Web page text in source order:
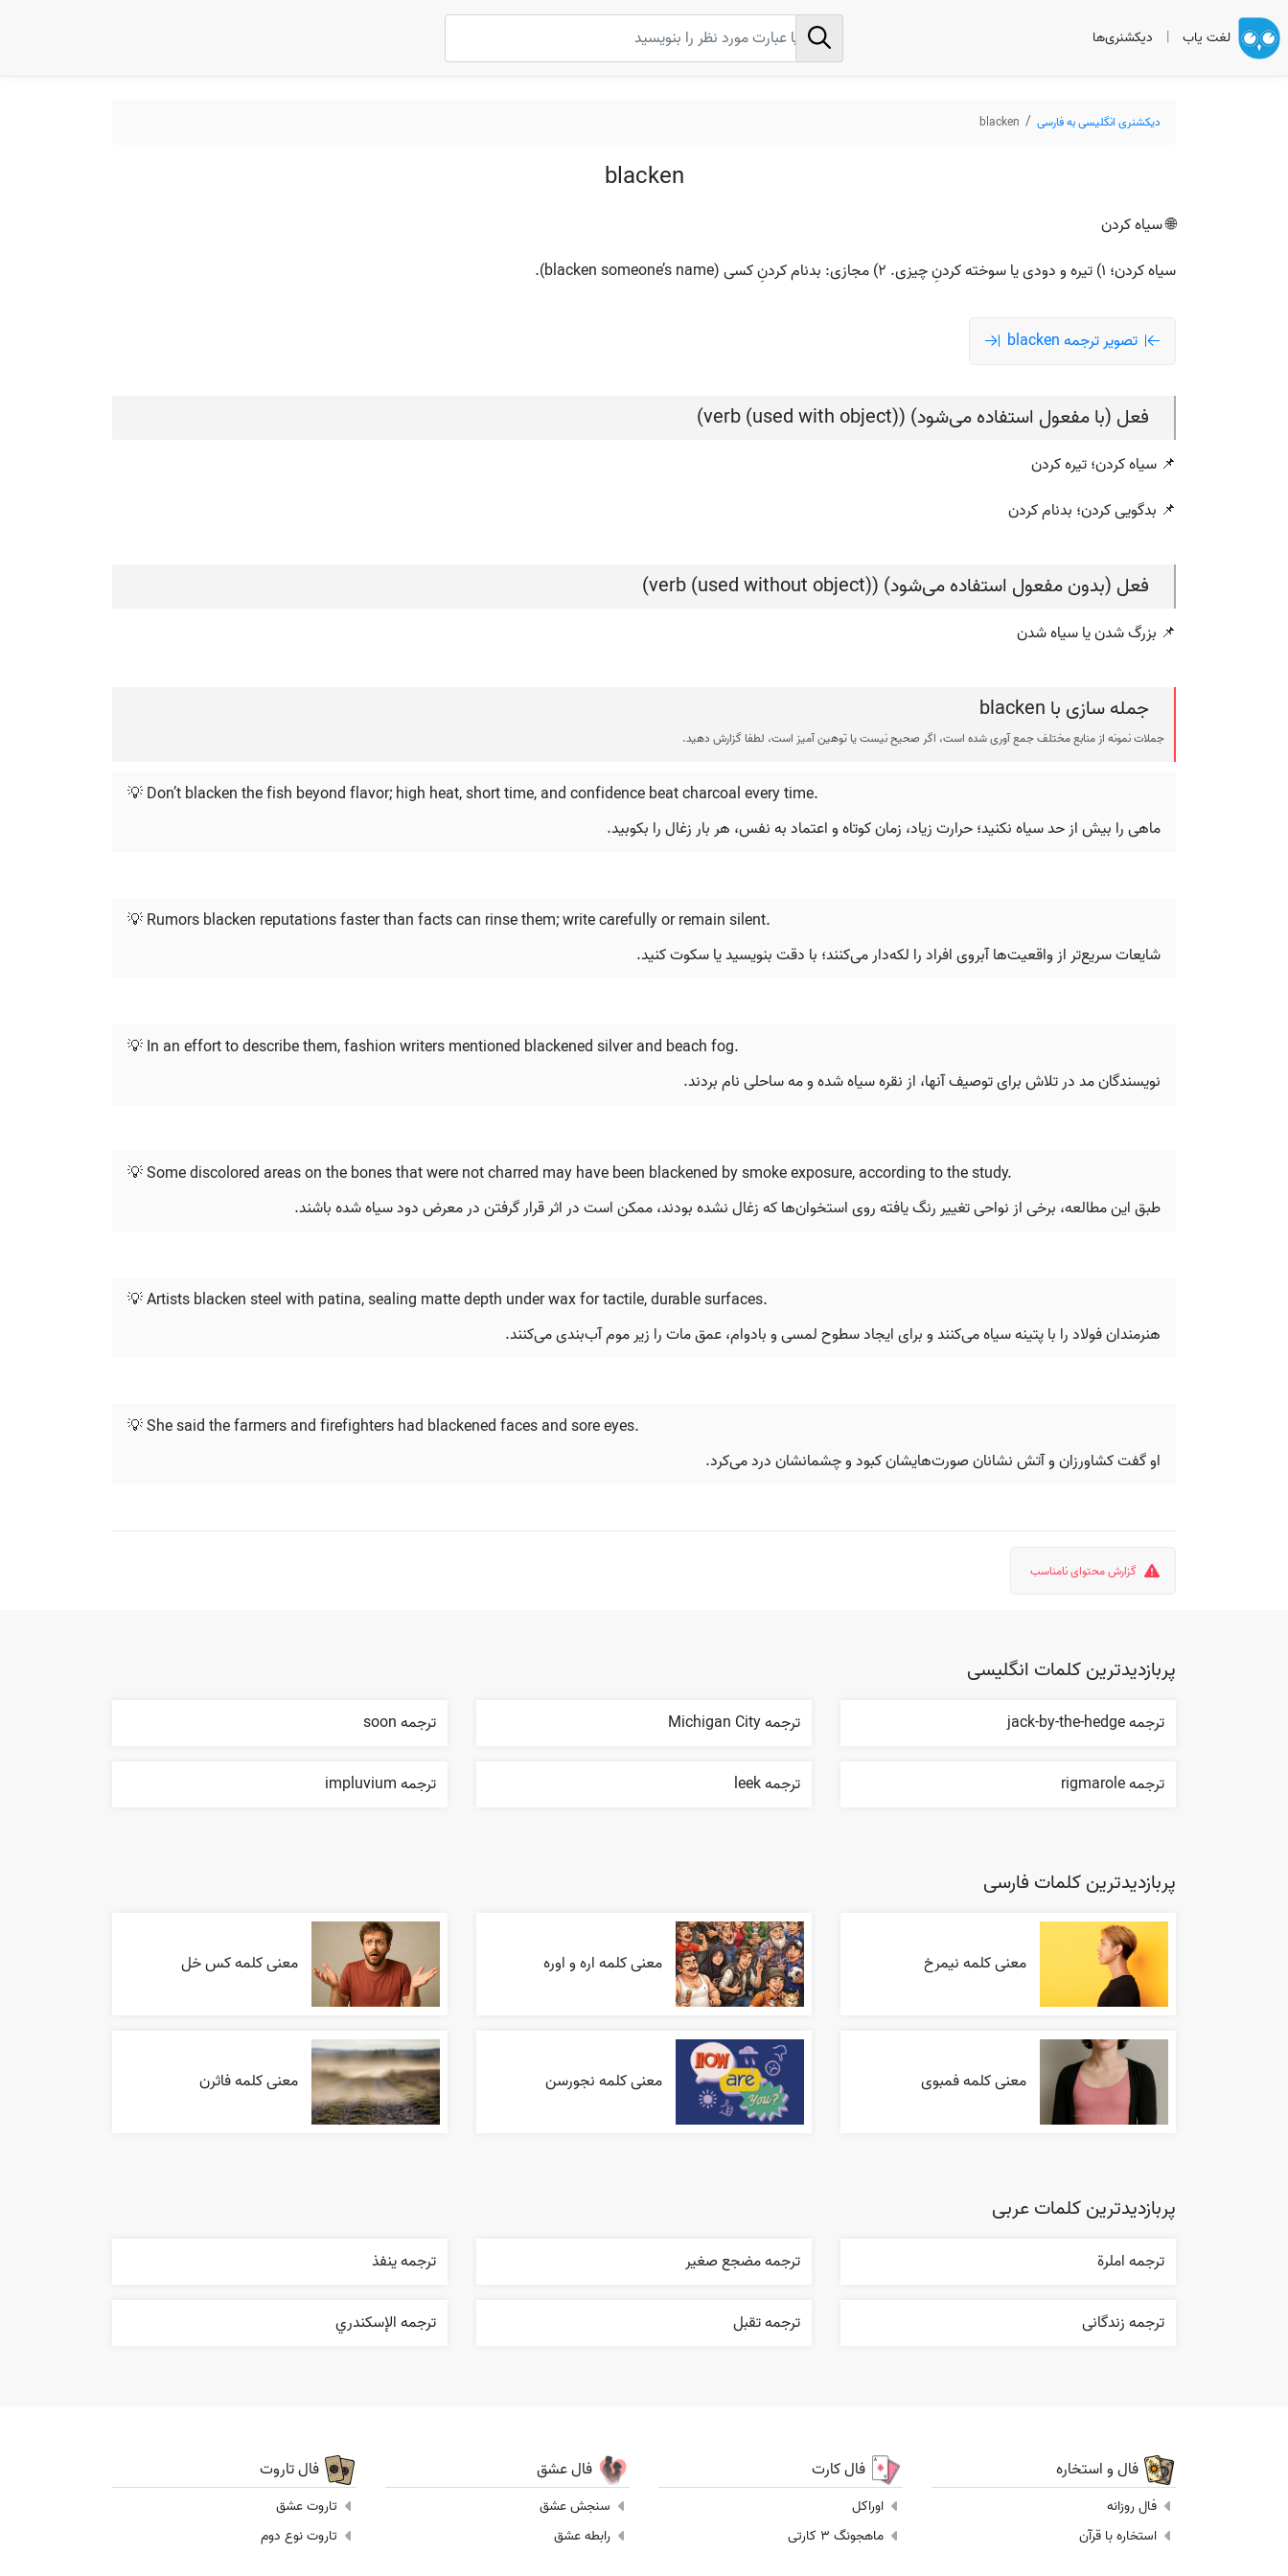
لغت یاب | دیکشنری‌ها
دیکشنری انگلیسی به فارسی blacken
blacken
🌐 سیاه کردن
سیاه کردن؛ ۱) تیره و دودی یا سوخته کردنِ چیزی. ۲) مجازی: بدنام کردنِ کسی (blacken someone’s name).
تصویر ترجمه blacken
فعل (با مفعول استفاده می‌شود) (verb (used with object))
📌 سیاه کردن؛ تیره کردن
📌 بدگویی کردن؛ بدنام کردن
فعل (بدون مفعول استفاده می‌شود) (verb (used without object))
📌 بزرگ شدن یا سیاه شدن
جمله سازی با blacken
جملات نمونه از منابع مختلف جمع آوری شده است، اگر صحیح نیست یا توهین آمیز است، لطفا گزارش دهید.
💡 Don’t blacken the fish beyond flavor; high heat, short time, and confidence beat charcoal every time.
ماهی را بیش از حد سیاه نکنید؛ حرارت زیاد، زمان کوتاه و اعتماد به نفس، هر بار زغال را بکوبید.
💡 Rumors blacken reputations faster than facts can rinse them; write carefully or remain silent.
شایعات سریع‌تر از واقعیت‌ها آبروی افراد را لکه‌دار می‌کنند؛ با دقت بنویسید یا سکوت کنید.
💡 In an effort to describe them, fashion writers mentioned blackened silver and beach fog.
نویسندگان مد در تلاش برای توصیف آنها، از نقره سیاه شده و مه ساحلی نام بردند.
💡 Some discolored areas on the bones that were not charred may have been blackened by smoke exposure, according to the study.
طبق این مطالعه، برخی از نواحی تغییر رنگ یافته روی استخوان‌ها که زغال نشده بودند، ممکن است در اثر قرار گرفتن در معرض دود سیاه شده باشند.
💡 Artists blacken steel with patina, sealing matte depth under wax for tactile, durable surfaces.
هنرمندان فولاد را با پتینه سیاه می‌کنند و برای ایجاد سطوح لمسی و بادوام، عمق مات را زیر موم آب‌بندی می‌کنند.
💡 She said the farmers and firefighters had blackened faces and sore eyes.
او گفت کشاورزان و آتش نشانان صورت‌هایشان کبود و چشمانشان درد می‌کرد.
گزارش محتوای نامناسب
پربازدیدترین کلمات انگلیسی
ترجمه jack-by-the-hedge ترجمه Michigan City ترجمه soon
ترجمه rigmarole ترجمه leek ترجمه impluvium
پربازدیدترین کلمات فارسی
معنی کلمه نیمرخ معنی کلمه اره و اوره معنی کلمه کس خل
معنی کلمه فمبوی معنی کلمه نجورسن معنی کلمه فاثرن
پربازدیدترین کلمات عربی
ترجمه املرة ترجمه مضجع صغير ترجمه ينفذ
ترجمه زندگانی ترجمه تقبل ترجمه الإسکندري
فال و استخاره
فال روزانه
استخاره با قرآن
فال کارت
اوراکل
ماهجونگ 3 کارتی
فال عشق
سنجش عشق
رابطه عشق
فال تاروت
تاروت عشق
تاروت نوع دوم